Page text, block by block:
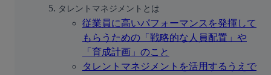
タレントマネジメントとは
従業員に高いパフォーマンスを発揮して
もらうための「戦略的な人員配置」や
「育成計画」のこと
タレントマネジメントを活用するうえで